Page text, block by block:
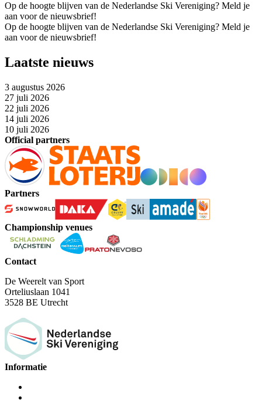
Op de hoogte blijven van de Nederlandse Ski Vereniging? Meld je
aan voor de nieuwsbrief!
Op de hoogte blijven van de Nederlandse Ski Vereniging? Meld je
aan voor de nieuwsbrief!
Laatste nieuws
3 augustus 2026
27 juli 2026
22 juli 2026
14 juli 2026
10 juli 2026
Official partners
Partners
Championship venues
Contact
De Weerelt van Sport
Orteliuslaan 1041
3528 BE Utrecht
Informatie